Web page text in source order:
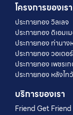
โครงการของเรา
ประกายทอง วิลเลจ
ประกายทอง ดิเอมเ
ประกายทอง ท่านาง
ประกายทอง วอเต
ประกายทอง เพชรเ
ประกายทอง หลังไท
บริการของเรา
Friend Get Friend